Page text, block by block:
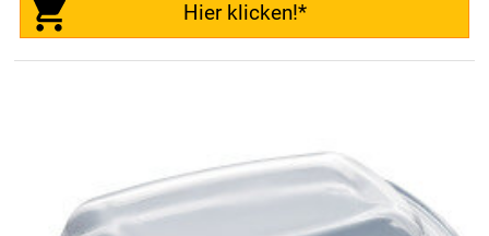
Hier klicken!*